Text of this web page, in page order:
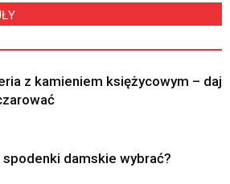
z kamieniem księżycowym – daj
spodenki damskie wybrać?